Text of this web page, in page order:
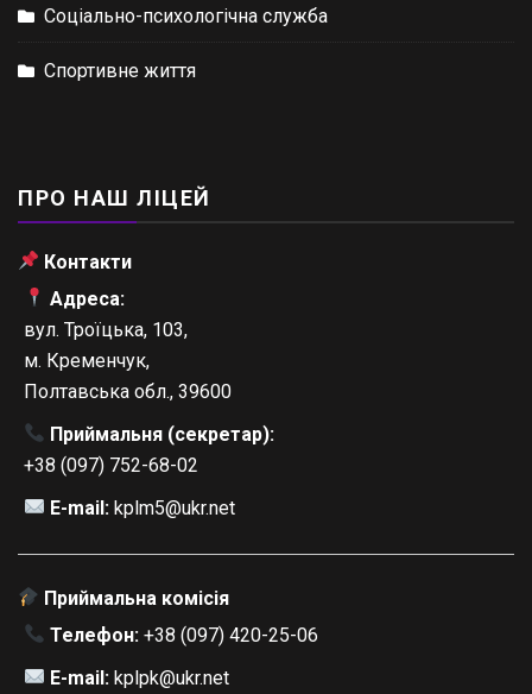
Соціально-психологічна служба
Спортивне життя
ПРО НАШ ЛІЦЕЙ
Контакти
Адреса:
вул. Троїцька, 103,
м. Кременчук,
Полтавська обл., 39600
Приймальня (секретар):
+38 (097) 752-68-02
E-mail: kplm5@ukr.net
Приймальна комісія
Телефон: +38 (097) 420-25-06
E-mail: kplpk@ukr.net